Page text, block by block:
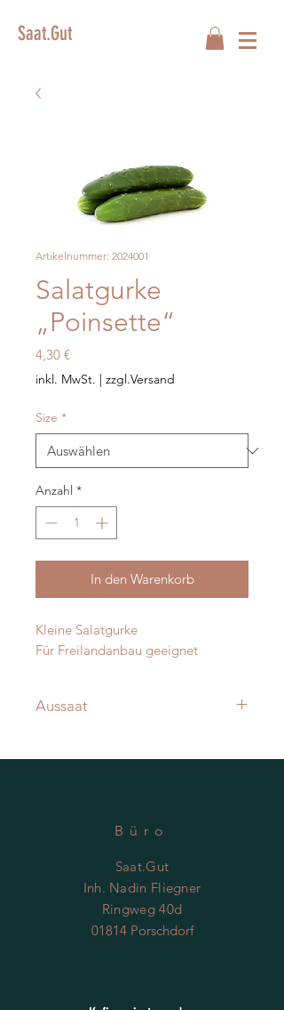
Saat.Gut
Artikelnummer: 2024001
Salatgurke
„Poinsette“
4,30 €Preis
inkl. MwSt. | zzgl.Versand
Size *
Anzahl *
In den Warenkorb
Kleine Salatgurke
Für Freilandanbau geeignet
Aussaat
Ab Mai ins Freiland
Büro
Saat.Gut
Inh. Nadin Fliegner
Ringweg 40d
01814 Porschdorf